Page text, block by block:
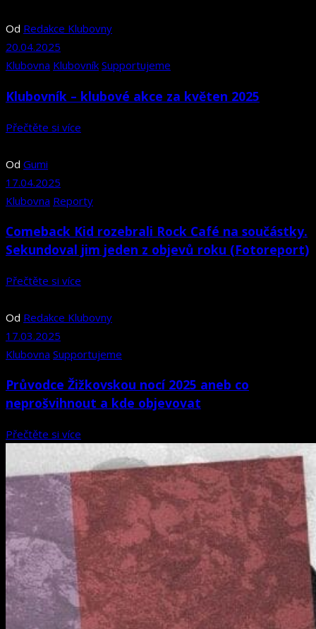
Od Redakce Klubovny
20.04.2025
Klubovna Klubovník Supportujeme
Klubovník – klubové akce za květen 2025
Přečtěte si více
Od Gumi
17.04.2025
Klubovna Reporty
Comeback Kid rozebrali Rock Café na součástky.
Sekundoval jim jeden z objevů roku (Fotoreport)
Přečtěte si více
Od Redakce Klubovny
17.03.2025
Klubovna Supportujeme
Průvodce Žižkovskou nocí 2025 aneb co
neprošvihnout a kde objevovat
Přečtěte si více